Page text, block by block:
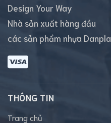
Design Your Way
Nhà sản xuất hàng đầu
các sản phẩm nhựa Danpla
THÔNG TIN
Trang chủ